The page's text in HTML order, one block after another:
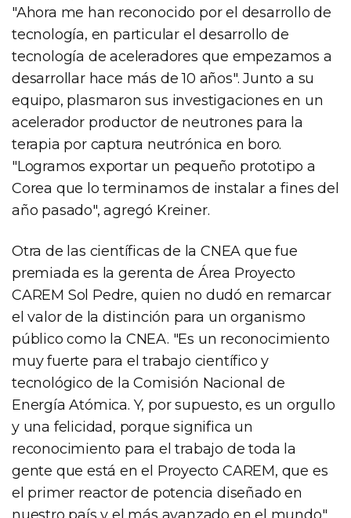
"Ahora me han reconocido por el desarrollo de
tecnología, en particular el desarrollo de
tecnología de aceleradores que empezamos a
desarrollar hace más de 10 años". Junto a su
equipo, plasmaron sus investigaciones en un
acelerador productor de neutrones para la
terapia por captura neutrónica en boro.
"Logramos exportar un pequeño prototipo a
Corea que lo terminamos de instalar a fines del
año pasado", agregó Kreiner.
Otra de las científicas de la CNEA que fue
premiada es la gerenta de Área Proyecto
CAREM Sol Pedre, quien no dudó en remarcar
el valor de la distinción para un organismo
público como la CNEA. "Es un reconocimiento
muy fuerte para el trabajo científico y
tecnológico de la Comisión Nacional de
Energía Atómica. Y, por supuesto, es un orgullo
y una felicidad, porque significa un
reconocimiento para el trabajo de toda la
gente que está en el Proyecto CAREM, que es
el primer reactor de potencia diseñado en